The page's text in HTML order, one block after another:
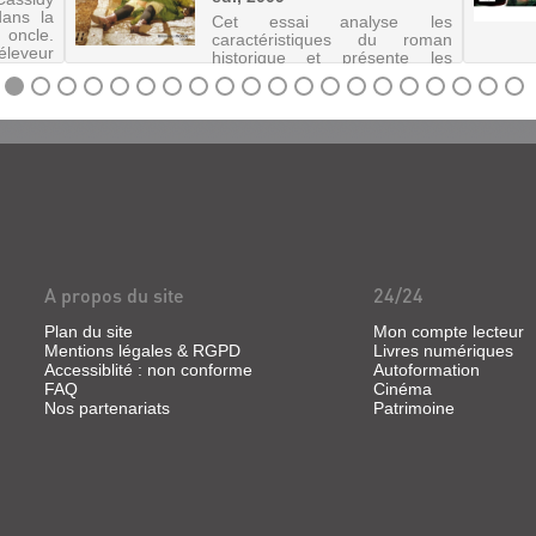
Cet essai analyse les
caractéristiques du roman
historique et présente les
secrets de fabrication de
certains auteurs à travers leurs
la
A propos du site
Plan du site
Mentions légales & RGPD
Accessiblité : non conforme
FAQ
Nos partenariats
24/24
Mon compte lecteur
Livres numériques
Autoformation
Cinéma
Patrimoine